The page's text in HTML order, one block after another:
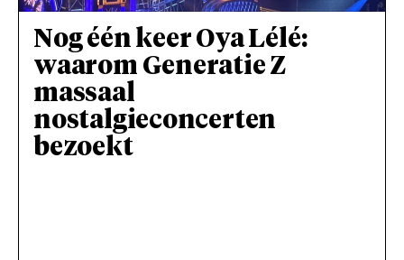
Nog één keer Oya Lélé:
waarom Generatie Z
massaal
nostalgieconcerten
bezoekt